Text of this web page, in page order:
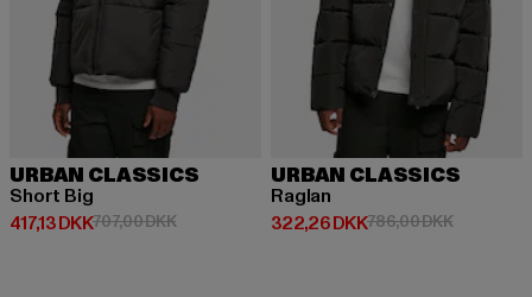
URBAN CLASSICS
Short Big
417,13 DKK
Nuværende pris: 417,13 DKK
707,00 DKKKampagnepris: 707,00 DKK
URBAN CLASSICS
Raglan
322,26 DKK
Nuværende pris: 322,26 DKK
786,00 DKK